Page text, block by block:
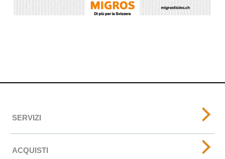
SERVIZI
ACQUISTI